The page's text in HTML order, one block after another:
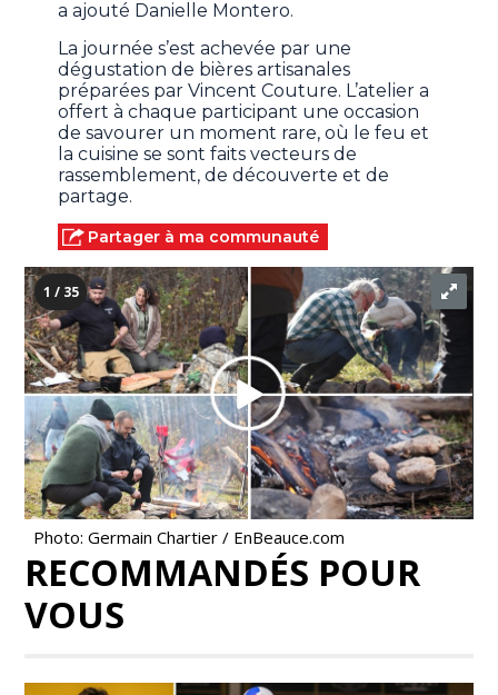
a ajouté Danielle Montero.
La journée s’est achevée par une
dégustation de bières artisanales
préparées par Vincent Couture. L’atelier a
offert à chaque participant une occasion
de savourer un moment rare, où le feu et
la cuisine se sont faits vecteurs de
rassemblement, de découverte et de
partage.
Partager à ma communauté
1 / 35
Photo: Germain Chartier / EnBeauce.com
RECOMMANDÉS POUR
VOUS